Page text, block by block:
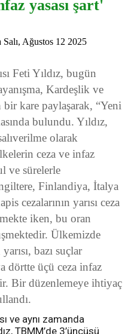
yasası şart'
Salı, Ağustos 12 2025
Feti Yıldız, bugün
Kardeşlik ve
kare paylaşarak, “Yeni
bulundu. Yıldız,
olarak
ceza ve infaz
ve sürelerle
Finlandiya, İtalya
cezalarının yarısı ceza
iken, bu oran
Ülkemizde
bazı suçlar
dörtte üçü ceza infaz
Bir düzenlemeye ihtiyaç
ve aynı zamanda
TBMM’de 3’üncüsü